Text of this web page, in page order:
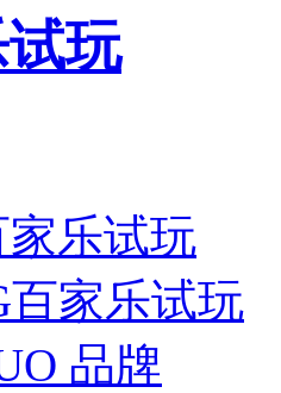
玩
乐试玩
百家乐试玩
品牌